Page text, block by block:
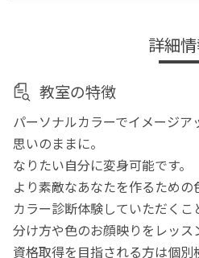
詳細
教室の特徴
パーソナルカラーでイメージ
思いのままに。
なりたい自分に変身可能です。
より素敵なあなたを作るため
カラー診断体験していただく
分け方や色のお顔映りをレッス
資格取得を目指される方は個